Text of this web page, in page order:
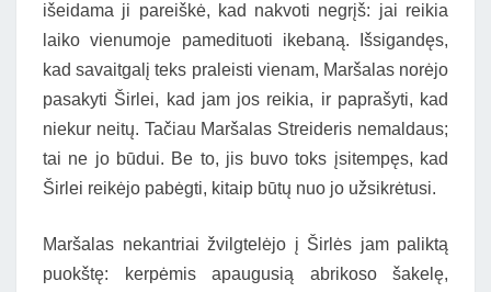
išeidama ji pareiškė, kad nakvoti negrįš: jai reikia
laiko vienumoje pamedituoti ikebaną. Išsigandęs,
kad savaitgalį teks praleisti vienam, Maršalas norėjo
pasakyti Širlei, kad jam jos reikia, ir paprašyti, kad
niekur neitų. Tačiau Maršalas Streideris nemaldaus;
tai ne jo būdui. Be to, jis buvo toks įsitempęs, kad
Širlei reikėjo pabėgti, kitaip būtų nuo jo užsikrėtusi.
Maršalas nekantriai žvilgtelėjo į Širlės jam paliktą
puokštę: kerpėmis apaugusią abrikoso šakelę,